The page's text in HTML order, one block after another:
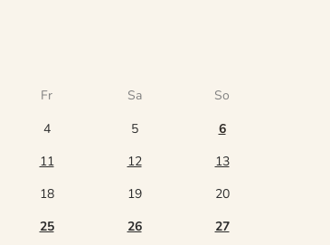
Fr Sa
So
4 5
6
11 12
13
18 19
20
25 26 27